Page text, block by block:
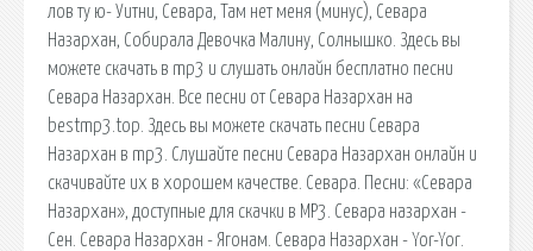
лов ту ю- Уитни, Севара, Там нет меня (минус), Севара
Назархан, Собирала Девочка Малину, Солнышко. Здесь вы
можете скачать в mp3 и слушать онлайн бесплатно песни
Севара Назархан. Все песни от Севара Назархан на
bestmp3.top. Здесь вы можете скачать песни Севара
Назархан в mp3. Слушайте песни Севара Назархан онлайн и
скачивайте их в хорошем качестве. Севара. Песни: «Севара
Назархан», доступные для скачки в MP3. Севара назархан -
Сен. Севара Назархан - Ягонам. Севара Назархан - Yor-Yor.